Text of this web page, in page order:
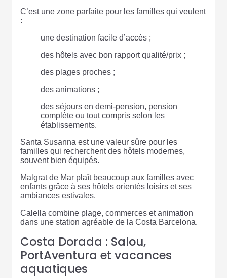
C’est une zone parfaite pour les familles qui veulent
:
une destination facile d’accès ;
des hôtels avec bon rapport qualité/prix ;
des plages proches ;
des animations ;
des séjours en demi-pension, pension
complète ou tout compris selon les
établissements.
Santa Susanna est une valeur sûre pour les
familles qui recherchent des hôtels modernes,
souvent bien équipés.
Malgrat de Mar plaît beaucoup aux familles avec
enfants grâce à ses hôtels orientés loisirs et ses
ambiances estivales.
Calella combine plage, commerces et animation
dans une station agréable de la Costa Barcelona.
Costa Dorada : Salou,
PortAventura et vacances
aquatiques